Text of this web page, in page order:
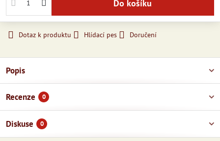
Do košíku
Dotaz k produktu Hlídací pes Doručení
Popis
Recenze 0
Diskuse 0